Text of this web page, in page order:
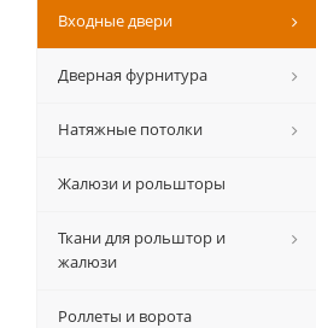
Входные двери
Дверная фурнитура
Натяжные потолки
Жалюзи и рольшторы
Ткани для рольштор и
жалюзи
Роллеты и ворота